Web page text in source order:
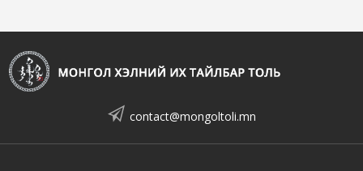
contact@mongoltoli.mn